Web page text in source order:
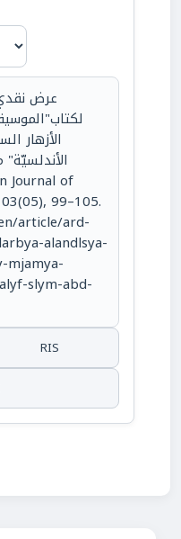
الأزهار
99–105.
article/ard-
alandlsya-
mjamya-
slym-abd-
RIS